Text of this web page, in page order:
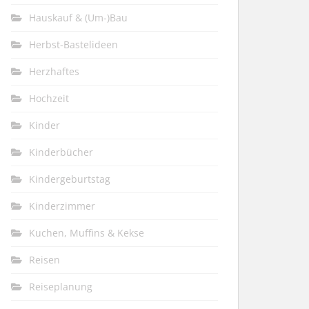
Hauskauf & (Um-)Bau
Herbst-Bastelideen
Herzhaftes
Hochzeit
Kinder
Kinderbücher
Kindergeburtstag
Kinderzimmer
Kuchen, Muffins & Kekse
Reisen
Reiseplanung